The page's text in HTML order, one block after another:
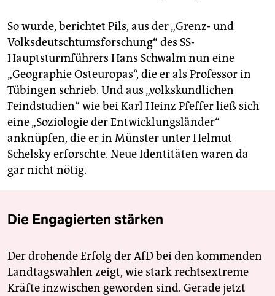
So wurde, berichtet Pils, aus der „Grenz- und
Volksdeutschtumsforschung“ des SS-
Hauptsturmführers Hans Schwalm nun eine
„Geographie Osteuropas“, die er als Professor in
Tübingen schrieb. Und aus „volkskundlichen
Feindstudien“ wie bei Karl Heinz Pfeffer ließ sich
eine „Soziologie der Entwicklungsländer“
anknüpfen, die er in Münster unter Helmut
Schelsky erforschte. Neue Identitäten waren da
gar nicht nötig.
Die Engagierten stärken
Der drohende Erfolg der AfD bei den kommenden
Landtagswahlen zeigt, wie stark rechtsextreme
Kräfte inzwischen geworden sind. Gerade jetzt